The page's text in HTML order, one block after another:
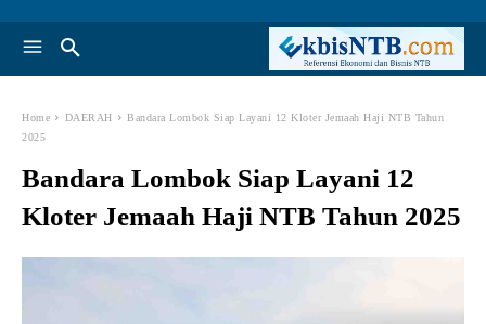
Home DAERAH
Bandara Lombok Siap Layani 12 Kloter Jemaah Haji NTB Tahun
2025
Bandara Lombok Siap Layani 12
Kloter Jemaah Haji NTB Tahun 2025